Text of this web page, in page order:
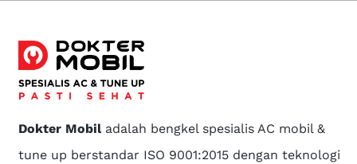
Dokter Mobiladalah bengkel spesialis AC mobil &
tune up berstandar ISO 9001:2015 dengan teknologi